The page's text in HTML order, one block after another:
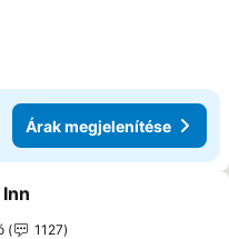
Árak megjelenítése
a kedvencekhez
1127